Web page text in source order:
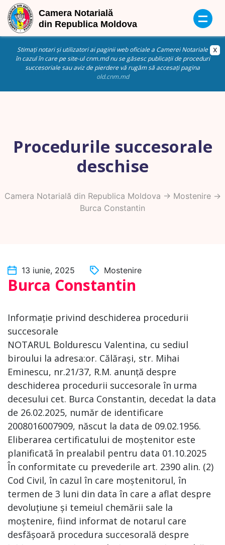
Stimați notari și utilizatori ai paginii web oficiale a Camerei Notariale
în cazul în care pe site-ul cnm.md nu se găsesc publicații de proceduri
succesoriale sau aviz de pierdere vă rugăm să accesați pagina
old.cnm.md
Procedurile succesorale
deschise
Camera Notarială din Republica Moldova -> Mostenire->
Burca Constantin
13 iunie, 2025 Mostenire
Burca Constantin
Informație privind deschiderea procedurii
succesorale
NOTARUL Boldurescu Valentina, cu sediul
biroului la adresa:or. Călărași, str. Mihai
Eminescu, nr.21/37, R.M. anunță despre
deschiderea procedurii succesorale în urma
decesului cet. Burca Constantin, decedat la data
de 26.02.2025, număr de identificare
2008016007909, născut la data de 09.02.1956.
Eliberarea certificatului de moștenitor este
planificată în prealabil pentru data 01.10.2025
În conformitate cu prevederile art. 2390 alin. (2)
Cod Civil, în cazul în care moștenitorul, în
termen de 3 luni din data în care a aflat despre
devoluțiune și temeiul chemării sale la
moștenire, fiind informat de notarul care
desfășoară procedura succesorală despre